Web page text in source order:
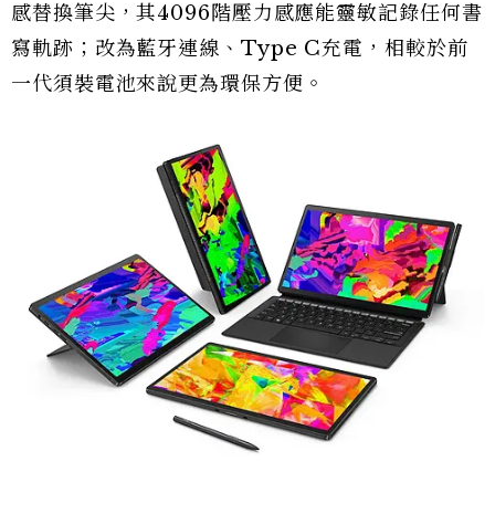
感替換筆尖，其4096階壓力感應能靈敏記錄任何書
寫軌跡；改為藍牙連線、Type C充電，相較於前
一代須裝電池來說更為環保方便。